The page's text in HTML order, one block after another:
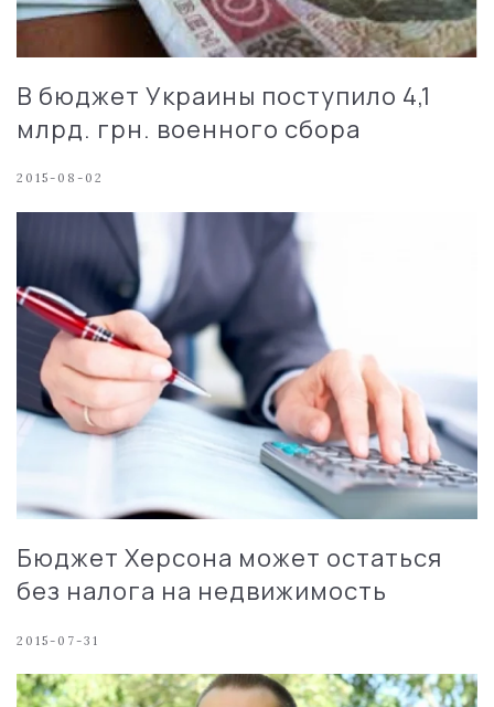
В бюджет Украины поступило 4,1
млрд. грн. военного сбора
2015-08-02
Бюджет Херсона может остаться
без налога на недвижимость
2015-07-31